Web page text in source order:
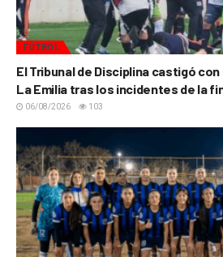
FÚTBOL
El Tribunal de Disciplina castigó
La Emilia tras los incidentes de la
06/08/2026 103